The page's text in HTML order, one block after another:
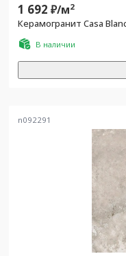
1 692 ₽/м2
Керамогранит Casa
В наличии
n092291